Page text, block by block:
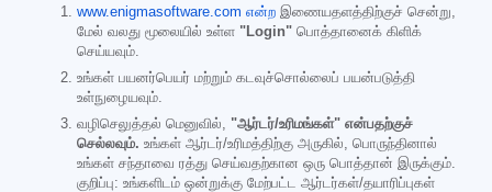
www.enigmasoftware.com என்ற இணையதளத்திற்குச் சென்று,
மேல் வலது மூலையில் உள்ள "Login" பொத்தானைக் கிளிக்
செய்யவும்.
உங்கள் பயனர்பெயர் மற்றும் கடவுச்சொல்லைப் பயன்படுத்தி
உள்நுழையவும்.
வழிசெலுத்தல் மெனுவில், "ஆர்டர்/உரிமங்கள்" என்பதற்குச்
செல்லவும். உங்கள் ஆர்டர்/உரிமத்திற்கு அருகில், பொருந்தினால்
உங்கள் சந்தாவை ரத்து செய்வதற்கான ஒரு பொத்தான் இருக்கும்.
குறிப்பு: உங்களிடம் ஒன்றுக்கு மேற்பட்ட ஆர்டர்கள்/தயாரிப்புகள்